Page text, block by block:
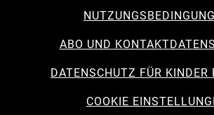
ABO UND KONTAKT
DATENSCHUTZ FÜR KINDER
COOKIE